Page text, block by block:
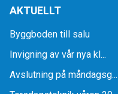
AKTUELLT
Byggboden till salu
Invigning av vår nya kl...
Avslutning på måndagsg...